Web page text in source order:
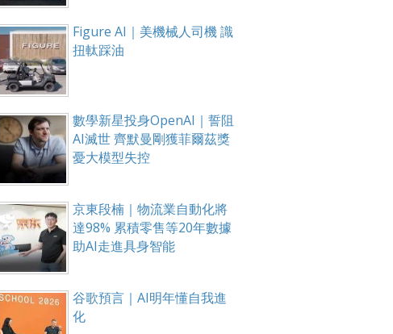
Figure AI｜美機械人司機 識
扭軚踩油
數學新星投身OpenAI｜誓阻
AI滅世 齊默曼剛獲菲爾茲獎
憂大模型失控
京東段楠｜物流業自動化將
達98% 累積零售等20年數據
助AI走進具身智能
谷歌預言｜AI明年懂自我進
化